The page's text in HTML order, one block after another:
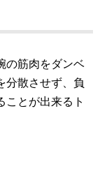
の筋肉をダンベ
分散させず、負
ことが出来るト